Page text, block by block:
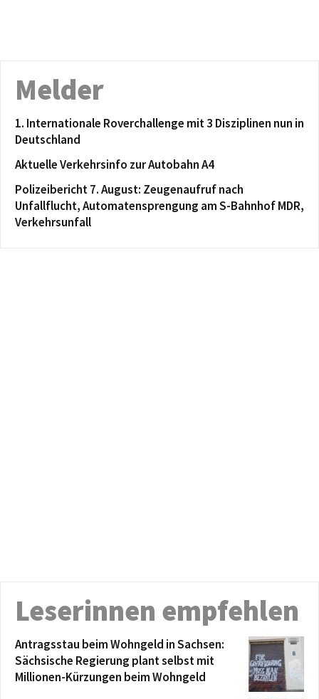
Melder
1. Internationale Roverchallenge mit 3 Disziplinen nun in
Deutschland
Aktuelle Verkehrsinfo zur Autobahn A4
Polizeibericht 7. August: Zeugenaufruf nach
Unfallflucht, Automatensprengung am S-Bahnhof MDR,
Verkehrsunfall
Leserinnen empfehlen
Antragsstau beim Wohngeld in Sachsen:
Sächsische Regierung plant selbst mit
Millionen-Kürzungen beim Wohngeld